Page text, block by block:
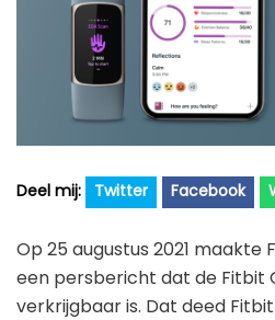
Vergelijk
Garmin
Huawei
Polar
Suunto
Withings
Xiaomi
Persbericht
Training
Contact
Twitter Facebook
Op 25 augustus 2021 maakte
een persbericht dat de Fitbit
verkrijgbaar is. Dat deed